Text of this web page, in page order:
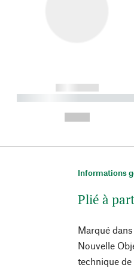
------------
----------- -----------
Informations
Plié à
Marqué
Nouvelle
technique